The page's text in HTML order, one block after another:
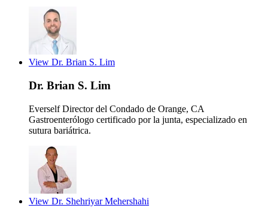
View Dr. Brian S. Lim
Dr. Brian S. Lim
Everself Director del Condado de Orange, CA
Gastroenterólogo certificado por la junta, especializado en
sutura bariátrica.
View Dr. Shehriyar Mehershahi